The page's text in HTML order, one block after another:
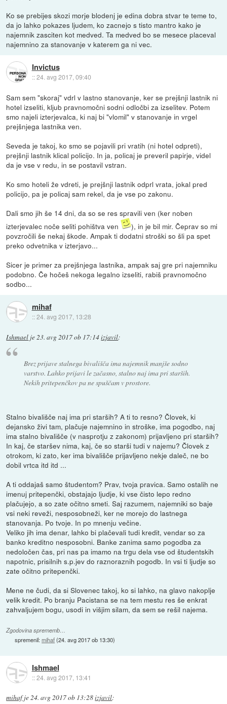
Ko se prebijes skozi morje blodenj je edina dobra stvar te teme to,
da jo lahko pokazes ljudem, ko zacnejo s tisto mantro kako je
najemnik zasciten kot medved. Ta medved bo se mesece placeval
najemnino za stanovanje v katerem ga ni vec.
Invictus
::24. avg 2017, 09:40
Sam sem "skoraj" vdrl v lastno stanovanje, ker se prejšnji lastnik ni
hotel izseliti, kljub pravnomočni sodni odločbi za izselitev. Potem
smo najeli izterjevalca, ki naj bi "vlomil" v stanovanje in vrgel
prejšnjega lastnika ven.
Seveda je takoj, ko smo se pojavili pri vratih (ni hotel odpreti),
prejšnji lastnik klical policijo. In ja, policaj je preveril papirje, videl
da je vse v redu, in se postavil vstran.
Ko smo hoteli že vdreti, je prejšnji lastnik odprl vrata, jokal pred
policijo, pa je policaj sam rekel, da je vse po zakonu.
Dali smo jih še 14 dni, da so se res spravili ven (ker noben
izterjevalec noče seliti pohištva ven
), in je bil mir. Čeprav so mi
povzročili še nekaj škode. Ampak ti dodatni stroški so šli pa spet
preko odvetnika v izterjavo...
Sicer je primer za prejšnjega lastnika, ampak saj gre pri najemniku
podobno. Če hočeš nekoga legalno izseliti, rabiš pravnomočno
sodbo...
mihaf
::24. avg 2017, 13:28
Ishmael je23. avg 2017 ob 17:14izjavil:
Brez prijave stalnega bivališča ima najemnik manjše sodno
varstvo. Lahko prijavi le začasno, stalno naj ima pri starših.
Nekih pritepenčkov pa ne spuščam v prostore.
Stalno bivališče naj ima pri starših? A ti to resno? Človek, ki
dejansko živi tam, plačuje najemnino in stroške, ima pogodbo, naj
ima stalno bivališče (v nasprotju z zakonom) prijavljeno pri starših?
In kaj, če staršev nima, kaj, če so starši tudi v najemu? Človek z
otrokom, ki zato, ker ima bivališče prijavljeno nekje daleč, ne bo
dobil vrtca itd itd ...
A ti oddajaš samo študentom? Prav, tvoja pravica. Samo ostalih ne
imenuj pritepenčki, obstajajo ljudje, ki vse čisto lepo redno
plačujejo, a so zate očitno smeti. Saj razumem, najemniki so baje
vsi neki reveži, nesposobneži, ker ne morejo do lastnega
stanovanja. Po tvoje. In po mnenju večine.
Veliko jih ima denar, lahko bi plačevali tudi kredit, vendar so za
banko kreditno nesposobni. Banke zanima samo pogodba za
nedoločen čas, pri nas pa imamo na trgu dela vse od študentskih
napotnic, prisilnih s.p.jev do raznoraznih pogodb. In vsi ti ljudje so
zate očitno pritepenčki.
Mene ne čudi, da si Slovenec takoj, ko si lahko, na glavo nakoplje
velik kredit. Po branju Pacistana se na tem mestu res še enkrat
zahvaljujem bogu, usodi in višjim silam, da sem se rešil najema.
Zgodovina sprememb…
spremenil:mihaf(24. avg 2017 ob 13:30)
Ishmael
::24. avg 2017, 13:41
mihafje24. avg 2017 ob 13:28izjavil: